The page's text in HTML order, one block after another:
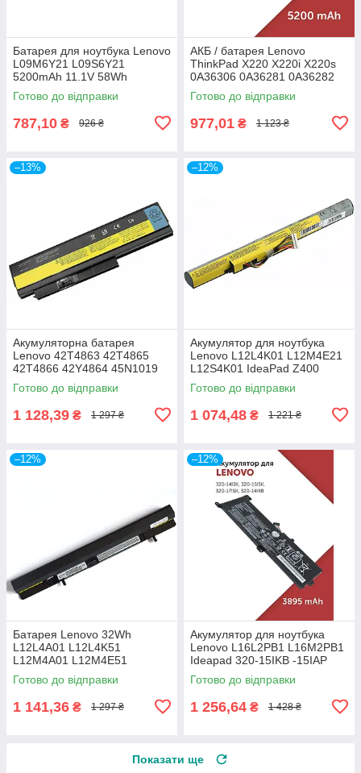
Батарея для ноутбука Lenovo
L09M6Y21 L09S6Y21
5200mAh 11.1V 58Wh
IdeaPad B450 B450A B450L
Готово до відправки
787,10 ₴ 926 ₴
АКБ / батарея Lenovo
ThinkPad X220 X220i X220s
0A36306 0A36281 0A36282
0A36283 42T4861 42T4862
Готово до відправки
977,01 ₴ 1 123 ₴
–13%
Акумуляторна батарея
Lenovo 42T4863 42T4865
42T4866 42Y4864 45N1019
ThinkPad X220 X220i (LG/
SAMSUNG/ SANYO)
Готово до відправки
1 128,39 ₴ 1 297 ₴
–12%
Акумулятор для ноутбука
Lenovo L12L4K01 L12M4E21
L12S4K01 IdeaPad Z400
Z410 Z500 Z500A Z505 Z510
P400 P500, 14.4V, 2600mAh
Готово до відправки
1 074,48 ₴ 1 221 ₴
–12%
Батарея Lenovo 32Wh
L12L4A01 L12L4K51
L12M4A01 L12M4E51
L12M4K51 L12S4F01
L12S4K51 IdeaPad Flex 14 15
Готово до відправки
1 141,36 ₴ 1 297 ₴
–12%
Акумулятор для ноутбука
Lenovo L16L2PB1 L16M2PB1
Ideapad 320-15IKB -15IAP
-15AST -15ABR -14ABR 520-
15IKBR
Готово до відправки
1 256,64 ₴ 1 428 ₴
Показати ще